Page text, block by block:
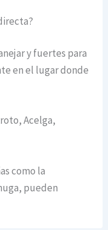
y fuertes para
en el lugar donde
Acelga,
como la
pueden